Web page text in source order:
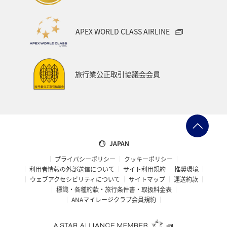
APEX WORLD CLASS AIRLINE
旅行業公正取引協議会会員
JAPAN
プライバシーポリシー
クッキーポリシー
利用者情報の外部送信について
サイト利用規約
推奨環境
ウェブアクセシビリティについて
サイトマップ
運送約款
標識・各種約款・旅行条件書・取扱料金表
ANAマイレージクラブ会員規約